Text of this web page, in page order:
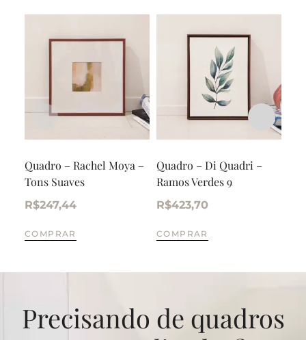
Quadro – Rachel Moya –
Tons Suaves
R$247,44
COMPRAR
Quadro – Di Quadri –
Ramos Verdes 9
R$423,70
COMPRAR
Precisando de quadros